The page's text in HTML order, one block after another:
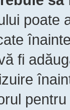
poate
fi